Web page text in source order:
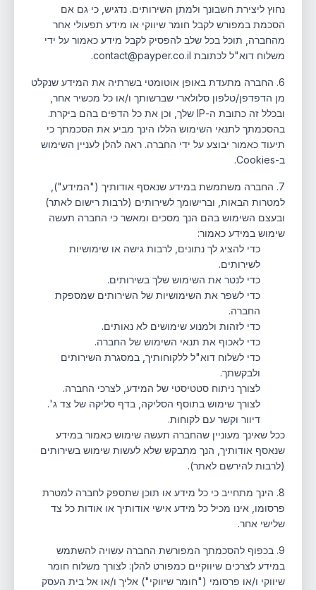
נחוץ ליצירת חשבונך ולמתן השירותים. נדגיש, כי גם אם
הסכמת במפורש לקבל חומר שיווקי או מידע תפעולי אחר
מהחברה, תוכל בכל שלב להפסיק לקבל מידע כאמור על ידי
משלוח דוא"ל לכתובת contact@payper.co.il.
6. החברה מתעדת באופן אוטומטי בשרתיה את המידע שנקלט
מן הדפדפן/טלפון סלולארי שברשותך ו/או כל מכשיר אחר,
ובכלל זה כתובת ה-IP שלך, וכן את כל הדפים בהם ביקרת.
בהסכמתך לתנאי השימוש הללו הינך מביע את הסכמתך כי
תיעוד כאמור יבוצע על ידי החברה. ראה להלן לעניין השימוש
ב-Cookies.
7. החברה משתמשת במידע שנאסף אודותיך ("המידע"),
למטרות הבאות, וברישומך לשירותים (לרבות רישום לאתר)
ובעצם השימוש בהם הנך מסכים ומאשר כי החברה תעשה
שימוש במידע כאמור:
כדי להציג לך נתונים, לרבות גישה או שימושיות
לשירותים.
כדי לנטר את השימוש שלך בשירותים.
כדי לשפר את השימושיות של השירותים שמספקת
החברה.
כדי לזהות ולמנוע שימושים לא נאותים.
כדי לאכוף את תנאי השימוש של החברה.
כדי לשלוח דוא"ל ללקוחותיך, במסגרת השירותים
ולבקשתך.
לצורך ניתוח סטטיסטי של המידע, לצרכי החברה.
לצורך שימוש בתוסף הסליקה, בדף סליקה של צד ג'.
דיוור וקשר עם לקוחות.
ככל שאינך מעוניין שהחברה תעשה שימוש כאמור במידע
שנאסף אודותיך, הנך מתבקש שלא לעשות שימוש בשירותים
(לרבות להירשם לאתר).
8. הינך מתחייב כי כל מידע או תוכן שתספק לחברה למטרת
פרסומו, אינו מכיל כל מידע אישי אודותיך או אודות כל צד
שלישי אחר.
9. בכפוף להסכמתך המפורשת החברה עשויה להשתמש
במידע לצרכים שיווקיים כמפורט להלן: לצורך משלוח חומר
שיווקי ו/או פרסומי ("חומר שיווקי") אליך ו/או אל בית העסק